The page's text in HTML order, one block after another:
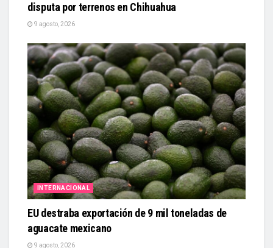
disputa por terrenos en Chihuahua
9 agosto, 2026
INTERNACIONAL
EU destraba exportación de 9 mil toneladas de
aguacate mexicano
9 agosto, 2026